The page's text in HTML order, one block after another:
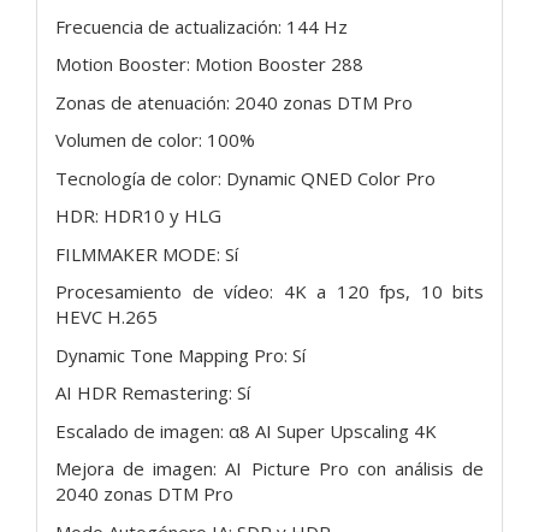
Frecuencia de actualización: 144 Hz
Motion Booster: Motion Booster 288
Zonas de atenuación: 2040 zonas DTM Pro
Volumen de color: 100%
Tecnología de color: Dynamic QNED Color Pro
HDR: HDR10 y HLG
FILMMAKER MODE: Sí
Procesamiento de vídeo: 4K a 120 fps, 10 bits
HEVC H.265
Dynamic Tone Mapping Pro: Sí
AI HDR Remastering: Sí
Escalado de imagen: α8 AI Super Upscaling 4K
Mejora de imagen: AI Picture Pro con análisis de
2040 zonas DTM Pro